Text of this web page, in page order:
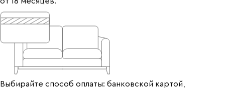
Выбирайте способ оплаты: банковской картой,